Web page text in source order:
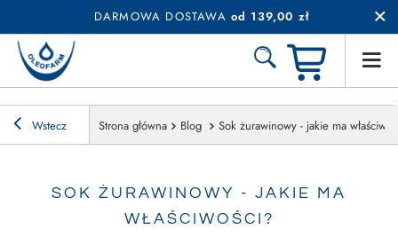
DARMOWA DOSTAWA od 139,00 zł
Wstecz Strona główna Blog Sok żurawinowy - jakie ma
SOK ŻURAWINOWY - JAKIE MA
WŁAŚCIWOŚCI?